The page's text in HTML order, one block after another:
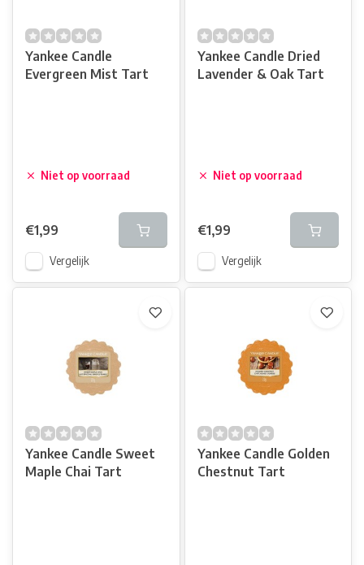
Yankee Candle
Evergreen Mist Tart
Niet op voorraad
€1,99
Vergelijk
Yankee Candle Dried
Lavender & Oak Tart
Niet op voorraad
€1,99
Vergelijk
Yankee Candle Sweet
Maple Chai Tart
Yankee Candle Golden
Chestnut Tart